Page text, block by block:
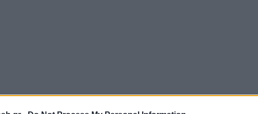
παρακολούθησης του δημοσιογράφου Θανάση